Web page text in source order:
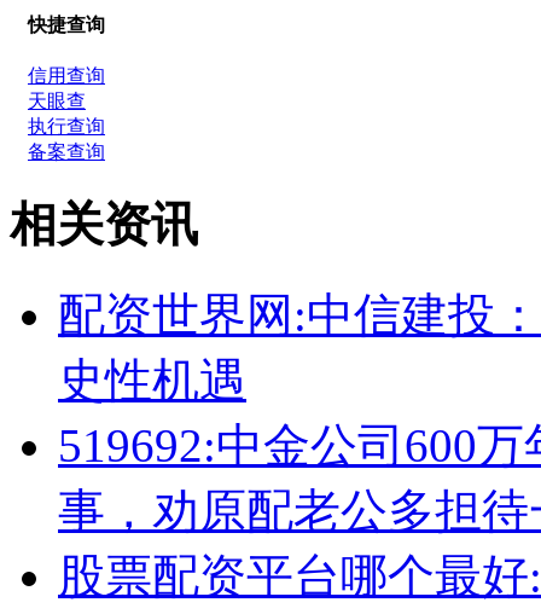
快捷查询
信用查询
天眼查
执行查询
备案查询
相关资讯
配资世界网:中信建投
史性机遇
519692:中金公司600
事，劝原配老公多担待
股票配资平台哪个最